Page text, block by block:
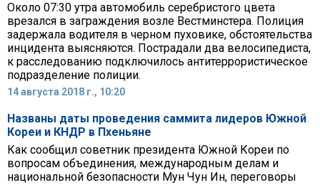
Около 07:30 утра автомобиль серебристого цвета
врезался в заграждения возле Вестминстера. Полиция
задержала водителя в черном пуховике, обстоятельства
инцидента выясняются. Пострадали два велосипедиста,
к расследованию подключилось антитеррористическое
подразделение полиции.
14 августа 2018 г., 10:20
Названы даты проведения саммита лидеров Южной
Кореи и КНДР в Пхеньяне
Как сообщил советник президента Южной Кореи по
вопросам объединения, международным делам и
национальной безопасности Мун Чун Ин, переговоры